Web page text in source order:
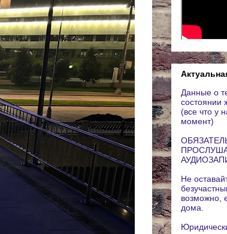
Данные о
состоянии
(все что у
момент)
Не
возможно,
дома.